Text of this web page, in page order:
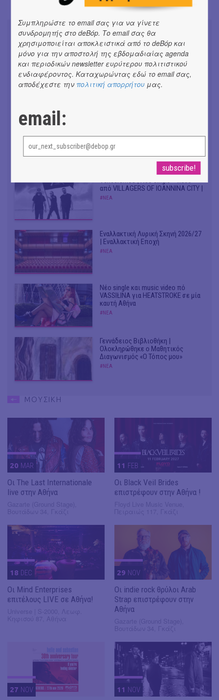
Don't Let Me Be Misunderstood |
Alexandros Livitsanos, Willem
Dafoe, Czech Studio Orchestra |
Dreaming | Νέα κυκλοφορία
#ΝΕΑ
από VILLAGERS OF IOANNINA CITY |
#ΝΕΑ
Εναλλακτική Λυρική Σκηνή 2026/27
| Εναλλακτική Εποχή
#ΝΕΑ
Νέο single και music video πό
VASSIŁINA για HEATSTROKE σε μία
καυτή Αθήνα
#ΝΕΑ
Γεννάδειος Βιβλιοθήκη |
Ολοκληρώθηκε ο Μαθητικός
Διαγωνισμός «Ο Τόπος μου»
#ΝΕΑ
ΜΟΥΣΙΚΗ
20 MAR
Οι The Last Internationale
live στην Αθήνα
11 FEB
Οι Black Veil Brides
επιστρέφουν στην Αθήνα !
18 DEC
Οι Mind Enterprises
επιτέλους LIVE σε Αθήνα!
29 NOV
Οι indie rock θρύλοι Arab
Strap επιστρέφουν στην
Αθήνα
27 NOV 11 NOV
Συμπληρώστε το email σας για να γίνετε
συνδρομητής στο deBόp. Το email σας θα
χρησιμοποιείται αποκλειστικά από το deBόp και
μόνο για την αποστολή της εβδομαδιαίας agenda
και περιοδικών newsletter ευρύτερου πολιτιστικού
ενδιαφέροντος. Καταχωρώντας εδώ το email σας,
αποδέχεστε την πολιτική απορρήτου μας.
email: